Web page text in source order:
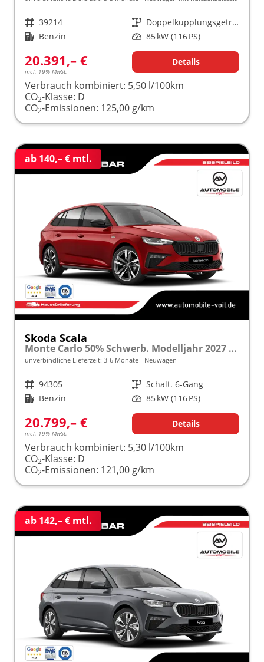
Fahrzeugnr. 39214 Getriebe
Doppelkupplungsgetriebe (DSG)
Kraftstoff Benzin Leistung 85 kW (116 PS)
20.391,– €
incl. 19% MwSt.
Details
Verbrauch kombiniert: 5,50 l/100km
CO2-Klasse: D
CO2-Emissionen: 125,00 g/km
ab 140,– € mtl.
Skoda Scala
Monte Carlo 50% Schwerb. Modelljahr 2027 1.0 TSI 116 PS Panoramadach 17"Alu "Sonderangebot bei Schwerbehinderung" frei konfigurierbar!
unverbindliche Lieferzeit: 3-6 Monate Neuwagen
Fahrzeugnr. 94305 Getriebe Schalt. 6-Gang
Kraftstoff Benzin Leistung 85 kW (116 PS)
20.799,– €
incl. 19% MwSt.
Details
Verbrauch kombiniert: 5,30 l/100km
CO2-Klasse: D
CO2-Emissionen: 121,00 g/km
ab 142,– € mtl.